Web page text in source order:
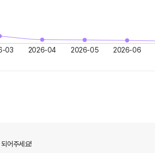
03 2026-04 2026-05 2026-06
어주세요!